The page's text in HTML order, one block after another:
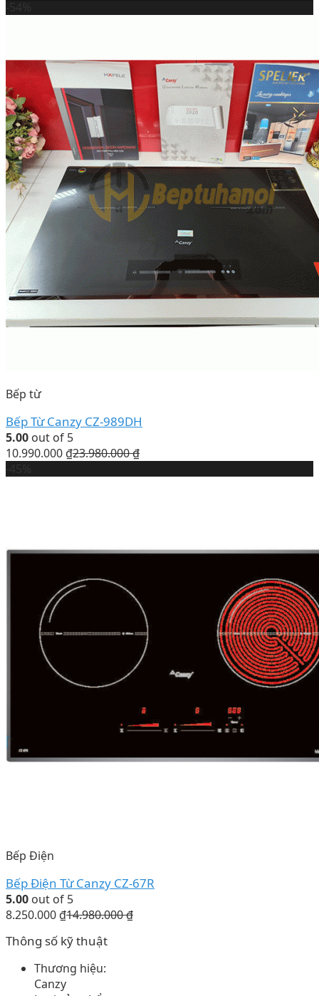
Bếp từ
Bếp Từ Canzy CZ-989DH
5.00 out of 5
10.990.000 ₫23.980.000₫
Bếp Điện
Bếp Điện Từ Canzy CZ-67R
5.00 out of 5
8.250.000 ₫14.980.000₫
Thông số kỹ thuật
Thương hiệu:
Canzy